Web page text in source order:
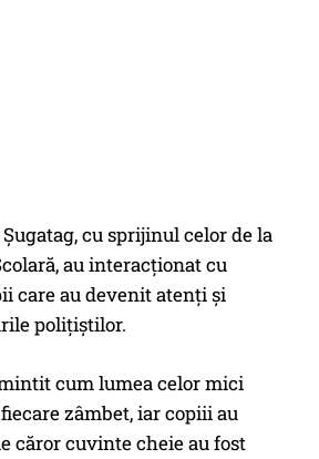
cu sprijinul celor de la
au interacționat cu
care au devenit atenți și
polițiștilor.
cum lumea celor mici
zâmbet, iar copiii au
căror cuvinte cheie au fost